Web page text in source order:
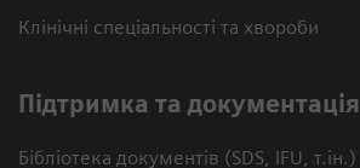
Клінічні спеціальності та хвороби
Підтримка та документація
Бібліотека документів (SDS, IFU, т.ін.)